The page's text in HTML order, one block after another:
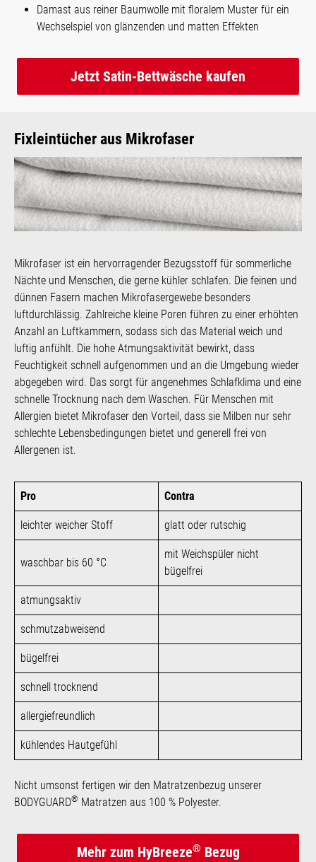
Damast aus reiner Baumwolle mit floralem Muster für ein
Wechselspiel von glänzenden und matten Effekten
Jetzt Satin-Bettwäsche kaufen
Fixleintücher aus Mikrofaser
Mikrofaser ist ein hervorragender Bezugsstoff für sommerliche
Nächte und Menschen, die gerne kühler schlafen. Die feinen und
dünnen Fasern machen Mikrofasergewebe besonders
luftdurchlässig. Zahlreiche kleine Poren führen zu einer erhöhten
Anzahl an Luftkammern, sodass sich das Material weich und
luftig anfühlt. Die hohe Atmungsaktivität bewirkt, dass
Feuchtigkeit schnell aufgenommen und an die Umgebung wieder
abgegeben wird. Das sorgt für angenehmes Schlafklima und eine
schnelle Trocknung nach dem Waschen. Für Menschen mit
Allergien bietet Mikrofaser den Vorteil, dass sie Milben nur sehr
schlechte Lebensbedingungen bietet und generell frei von
Allergenen ist.
Pro Contra
leichter weicher Stoff glatt oder rutschig
waschbar bis 60 °C
mit Weichspüler nicht
bügelfrei
atmungsaktiv
schmutzabweisend
bügelfrei
schnell trocknend
allergiefreundlich
kühlendes Hautgefühl
Nicht umsonst fertigen wir den Matratzenbezug unserer
BODYGUARD® Matratzen aus 100 % Polyester.
Mehr zum HyBreeze® Bezug